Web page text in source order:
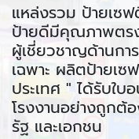
แหล่งรวม ป้ายเซ
ป้ายดีมีคุณภาพตรง
ผู้เชี่ยวชาญด้านก
เฉพาะ ผลิตป้ายเซ
ประเทศ " ได้รับใ
โรงงานอย่างถูกต้
รัฐ และเอกชน